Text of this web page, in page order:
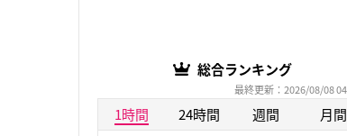
総合ランキング
最終更新：2026/08/08
1時間 24時間 週間 月間